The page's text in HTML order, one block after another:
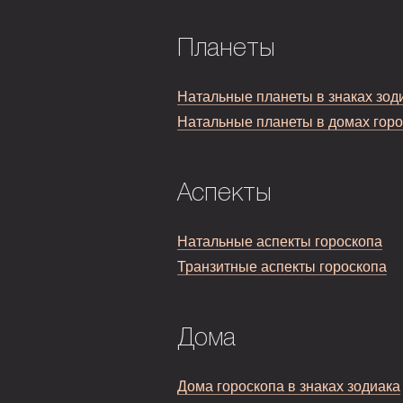
Планеты
Натальные планеты в знаках
Натальные планеты в домах
Аспекты
Натальные аспекты гороскопа
Транзитные аспекты гороскопа
Дома
Дома гороскопа в знаках зодиака